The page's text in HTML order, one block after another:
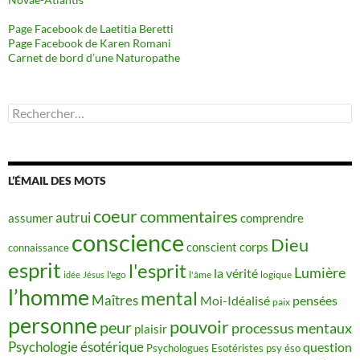
Page Facebook de Laetitia Beretti
Page Facebook de Karen Romani
Carnet de bord d’une Naturopathe
Rechercher :
L’ÉMAIL DES MOTS
assumerautruicoeurcommentaires comprendre
connaissance conscience conscient corps Dieu
esprit idée Jésus l'ego l'esprit l'âme la vérité logique Lumière
l’homme Maîtres mental Moi-Idéalisé paix pensées
personne peur plaisir pouvoirprocessus mentaux
Psychologie ésotérique Psychologues Esotéristes psy ésoquestion